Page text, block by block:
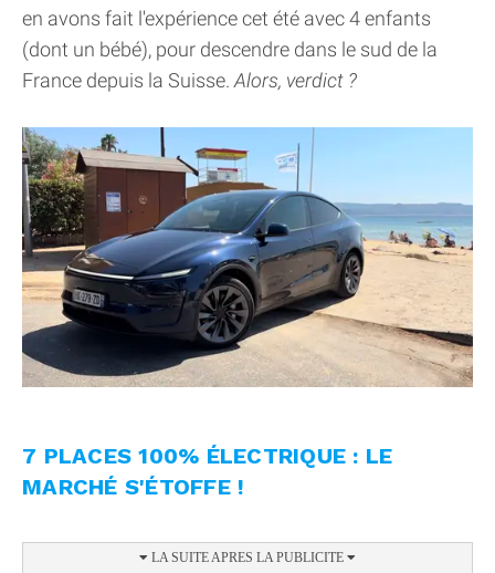
en avons fait l'expérience cet été avec 4 enfants
(dont un bébé), pour descendre dans le sud de la
France depuis la Suisse. Alors, verdict ?
7 PLACES 100% ÉLECTRIQUE : LE
MARCHÉ S'ÉTOFFE !